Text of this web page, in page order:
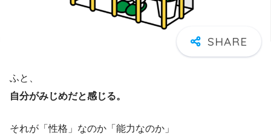
ふと、
自分がみじめだと感じる。
それが「性格」なのか「能力なのか」